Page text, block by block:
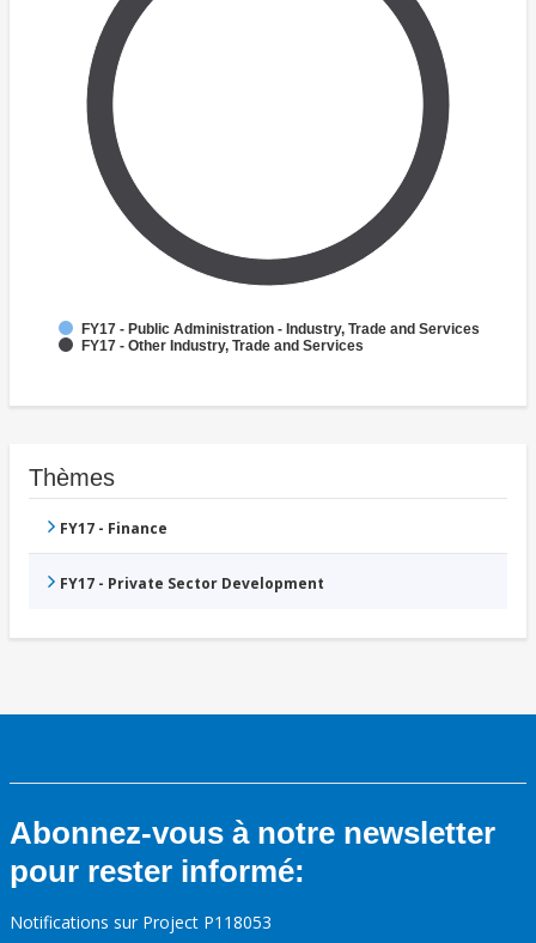
FY17 - Public Administration - Industry, Trade and Services
FY17 - Other Industry, Trade and Services
Thèmes
FY17 - Finance
FY17 - Private Sector Development
Abonnez-vous à notre newsletter
pour rester informé:
Notifications sur Project P118053